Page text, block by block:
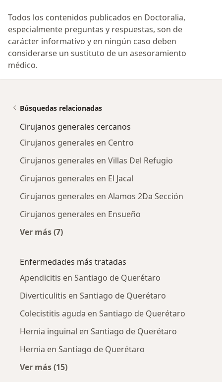
Todos los contenidos publicados en Doctoralia,
especialmente preguntas y respuestas, son de
carácter informativo y en ningún caso deben
considerarse un sustituto de un asesoramiento
médico.
Búsquedas relacionadas
Cirujanos generales cercanos
Cirujanos generales en Centro
Cirujanos generales en Villas Del Refugio
Cirujanos generales en El Jacal
Cirujanos generales en Alamos 2Da Sección
Cirujanos generales en Ensueño
Ver más (7)
Enfermedades más tratadas
Apendicitis en Santiago de Querétaro
Diverticulitis en Santiago de Querétaro
Colecistitis aguda en Santiago de Querétaro
Hernia inguinal en Santiago de Querétaro
Hernia en Santiago de Querétaro
Ver más (15)